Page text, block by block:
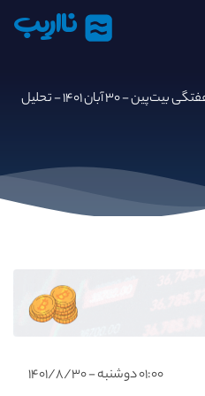
نااریب
واچ لیست هفتگی بیت‌پین - ۳۰ آبان ۱۴۰۱ - تحلیل
۰۱:۰۰ دوشنبه - ۱۴۰۱/۸/۳۰